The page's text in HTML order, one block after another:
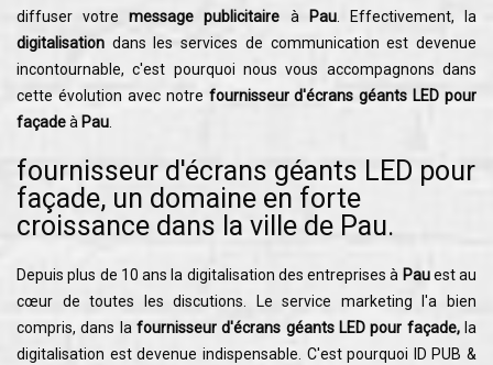
diffuser votremessage publicitaire à Pau. Effectivement, la
digitalisation dans les services de communication est devenue
incontournable, c'est pourquoi nous vous accompagnons dans
cette évolution avec notre fournisseur d'écrans géants LED pour
façadeà Pau
fournisseur d'écrans géants LED pour
façade, un domaine en forte
croissance dans la ville de Pau.
Depuis plus de 10 ans la digitalisation des entreprises à Pauest au
cœur de toutes les discutions. Le service marketing l'a bien
compris, dans la fournisseur d'écrans géants LED pour façade,la
digitalisation est devenue indispensable. C'est pourquoi ID PUB &